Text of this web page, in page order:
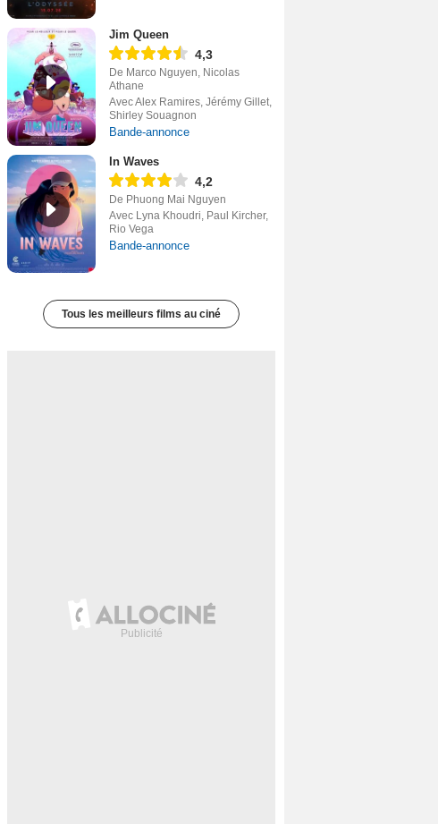
Jim Queen
4,3
De Marco Nguyen, Nicolas
Athane
Avec Alex Ramires, Jérémy Gillet,
Shirley Souagnon
Bande-annonce
In Waves
4,2
De Phuong Mai Nguyen
Avec Lyna Khoudri, Paul Kircher,
Rio Vega
Bande-annonce
Tous les meilleurs films au ciné